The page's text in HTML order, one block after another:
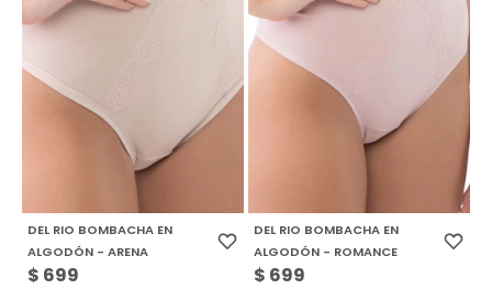
DEL RIO BOMBACHA EN
ALGODÓN - ARENA
$ 699
DEL RIO BOMBACHA EN
ALGODÓN - ROMANCE
$ 699